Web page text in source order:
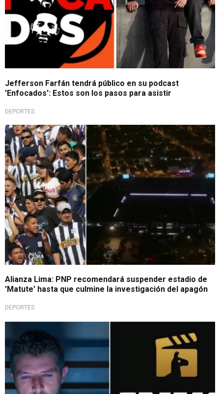
Jefferson Farfán tendrá público en su podcast
'Enfocados': Estos son los pasos para asistir
DEPORTES
Importante
Alianza Lima: PNP recomendará suspender estadio de
'Matute' hasta que culmine la investigación del apagón
DEPORTES